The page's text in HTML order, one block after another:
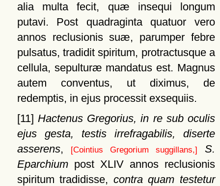
alia multa fecit, quæ insequi longum
putavi. Post quadraginta quatuor vero
annos reclusionis suæ, parumper febre
pulsatus, tradidit spiritum, protractusque a
cellula, sepulturæ mandatus est. Magnus
autem conventus, ut diximus, de
redemptis, in ejus processit exsequiis.
[11] Hactenus Gregorius, in re sub oculis
ejus gesta, testis irrefragabilis, diserte
asserens, [Cointius Gregorium suggillans,]
S.
Eparchiumpost XLIV annos reclusionis
spiritum tradidisse, contra quam testetur